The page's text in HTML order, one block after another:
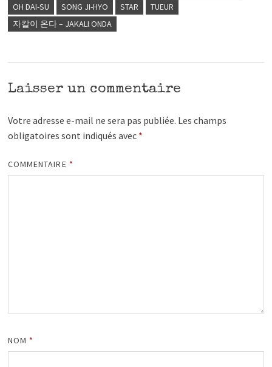
OH DAI-SU
SONG JI-HYO STAR
TUEUR
자칼이 온다 – JAKALI ONDA
Laisser un commentaire
Votre adresse e-mail ne sera pas publiée. Les champs
obligatoires sont indiqués avec *
COMMENTAIRE *
NOM *